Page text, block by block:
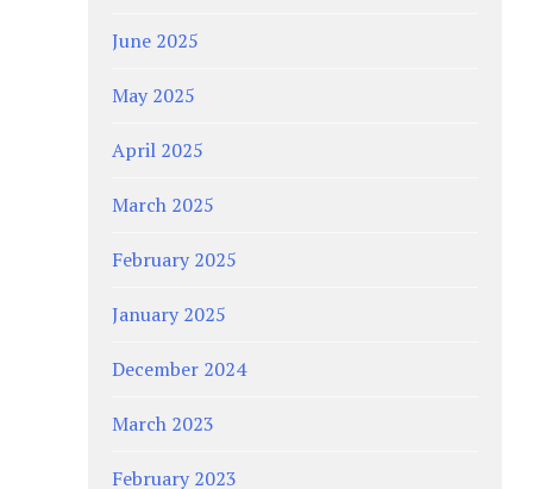
June 2025
May 2025
April 2025
March 2025
February 2025
January 2025
December 2024
March 2023
February 2023